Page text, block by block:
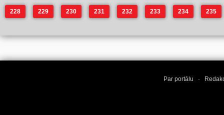
228 229 230 231 232 233 234 235
Par portālu ·